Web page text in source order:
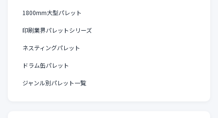
1800mm大型パレット
印刷業界パレットシリーズ
ネスティングパレット
ドラム缶パレット
ジャンル別パレット一覧